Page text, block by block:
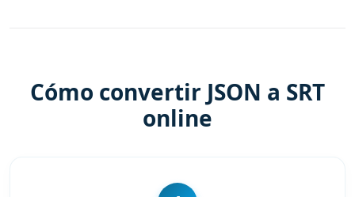
Cómo convertir JSON a SRT
online